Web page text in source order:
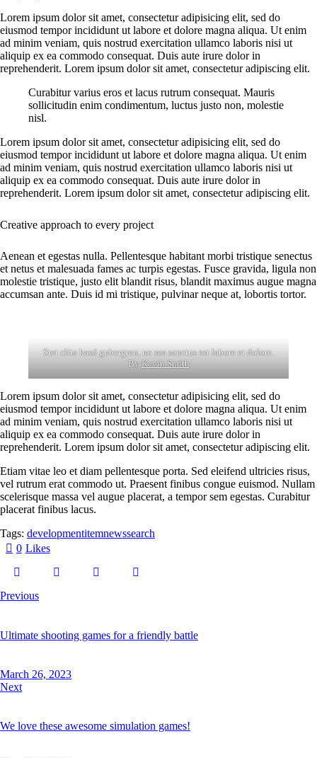
Lorem ipsum dolor sit amet, consectetur adipisicing elit, sed do
eiusmod tempor incididunt ut labore et dolore magna aliqua. Ut enim
ad minim veniam, quis nostrud exercitation ullamco laboris nisi ut
aliquip ex ea commodo consequat. Duis aute irure dolor in
reprehenderit. Lorem ipsum dolor sit amet, consectetur adipiscing elit.
Curabitur varius eros et lacus rutrum consequat. Mauris
sollicitudin enim condimentum, luctus justo non, molestie
nisl.
Lorem ipsum dolor sit amet, consectetur adipisicing elit, sed do
eiusmod tempor incididunt ut labore et dolore magna aliqua. Ut enim
ad minim veniam, quis nostrud exercitation ullamco laboris nisi ut
aliquip ex ea commodo consequat. Duis aute irure dolor in
reprehenderit. Lorem ipsum dolor sit amet, consectetur adipiscing elit.
Creative approach to every project
Aenean et egestas nulla. Pellentesque habitant morbi tristique senectus
et netus et malesuada fames ac turpis egestas. Fusce gravida, ligula non
molestie tristique, justo elit blandit risus, blandit maximus augue magna
accumsan ante. Duis id mi tristique, pulvinar neque at, lobortis tortor.
Stet clita kasd gubergren, no sea sanctus est labore et dolore.
ByKevin Smith
Lorem ipsum dolor sit amet, consectetur adipisicing elit, sed do
eiusmod tempor incididunt ut labore et dolore magna aliqua. Ut enim
ad minim veniam, quis nostrud exercitation ullamco laboris nisi ut
aliquip ex ea commodo consequat. Duis aute irure dolor in
reprehenderit. Lorem ipsum dolor sit amet, consectetur adipiscing elit.
Etiam vitae leo et diam pellentesque porta. Sed eleifend ultricies risus,
vel rutrum erat commodo ut. Praesent finibus congue euismod. Nullam
scelerisque massa vel augue placerat, a tempor sem egestas. Curabitur
placerat finibus lacus.
Tags: developmentitemnewssearch
0 Likes
Previous
Ultimate shooting games for a friendly battle
March 26, 2023
Next
We love these awesome simulation games!